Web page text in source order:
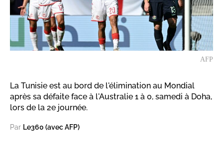
AFP
La Tunisie est au bord de l'élimination au Mondial
après sa défaite face à l'Australie 1 à 0, samedi à Doha,
lors de la 2e journée.
Par Le360 (avec AFP)